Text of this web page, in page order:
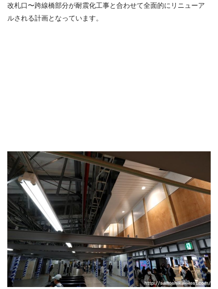
改札口〜跨線橋部分が耐震化工事と合わせて全面的にリニューア
ルされる計画となっています。